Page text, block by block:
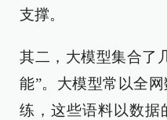
支撑。
其二，大模型集合了
能”。大模型常以全
练，这些语料以数据